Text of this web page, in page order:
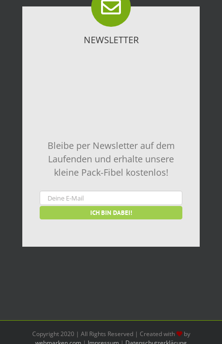
NEWSLETTER
Bleibe per Newsletter auf dem
Laufenden und erhalte unsere
kleine Pack-Fibel kostenlos!
Copyright 2020 | All Rights Reserved | Created with
by